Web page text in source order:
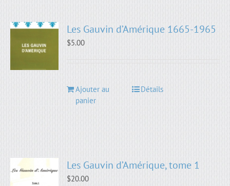
Les Gauvin d’Amérique 1665-1965
$5.00
Ajouter au
panier
Détails
Les Gauvin d’Amérique, tome 1
$20.00